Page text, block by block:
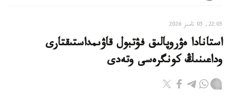
22:05, 05 تامىز 2026
استانادا ەۋروپالىق فۋتبول قاۋىمداستىقتارى
وداعىنىڭ كونگرەسى وتەدى